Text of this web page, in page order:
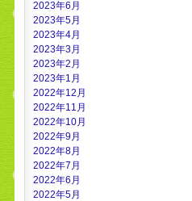
2023年6月
2023年5月
2023年4月
2023年3月
2023年2月
2023年1月
2022年12月
2022年11月
2022年10月
2022年9月
2022年8月
2022年7月
2022年6月
2022年5月